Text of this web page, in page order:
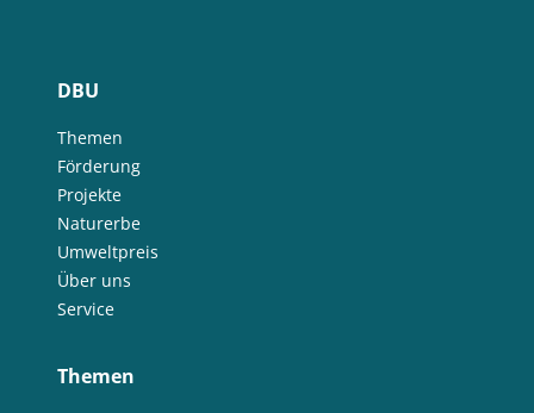
DBU
Themen
Förderung
Projekte
Naturerbe
Umweltpreis
Über uns
Service
Themen